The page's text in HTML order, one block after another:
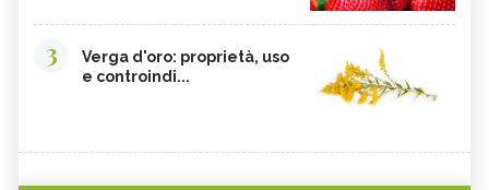
3
Verga d'oro: proprietà, uso
e controindi...